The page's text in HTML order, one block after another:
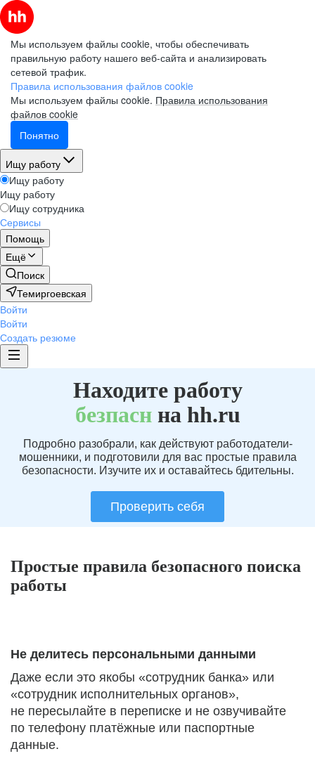
Мы используем файлы cookie, чтобы обеспечивать
правильную работу нашего веб-сайта и анализировать
сетевой трафик.
Правила использования файлов cookie
Мы используем файлы cookie. Правила использования
файлов cookie
Понятно
Ищу работу
Ищу работу
Ищу работу
Ищу сотрудника
Сервисы
Помощь
Ещё
Поиск
Темиргоевская
Войти
Войти
Создать резюме
Находите работу
безпаснна hh.ru
Подробно разобрали, как действуют работодатели-
мошенники, и подготовили для вас простые правила
безопасности. Изучите их и оставайтесь бдительны.
Проверить себя
Простые правила безопасного поиска
работы
Не делитесь персональными данными
Даже если это якобы «сотрудник банка» или
«сотрудник исполнительных органов»,
не пересылайте в переписке и не озвучивайте
по телефону платёжные или паспортные
данные.